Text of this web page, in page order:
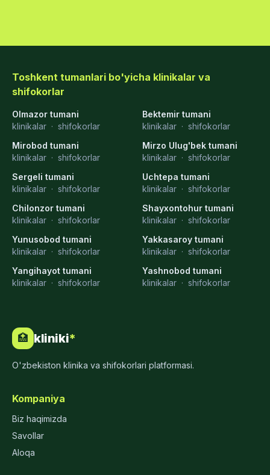
Toshkent tumanlari bo'yicha klinikalar va
shifokorlar
Olmazor tumani
klinikalar · shifokorlar
Bektemir tumani
klinikalar · shifokorlar
Mirobod tumani
klinikalar · shifokorlar
Mirzo Ulug'bek tumani
klinikalar · shifokorlar
Sergeli tumani
klinikalar · shifokorlar
Uchtepa tumani
klinikalar · shifokorlar
Chilonzor tumani
klinikalar · shifokorlar
Shayxontohur tumani
klinikalar · shifokorlar
Yunusobod tumani
klinikalar · shifokorlar
Yakkasaroy tumani
klinikalar · shifokorlar
Yangihayot tumani
klinikalar · shifokorlar
Yashnobod tumani
klinikalar · shifokorlar
🏥 kliniki*
O'zbekiston klinika va shifokorlari platformasi.
Kompaniya
Biz haqimizda
Savollar
Aloqa